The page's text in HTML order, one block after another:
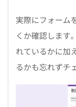
実際にフォーム
くか確認します
れているかに加
るかも忘れずチ